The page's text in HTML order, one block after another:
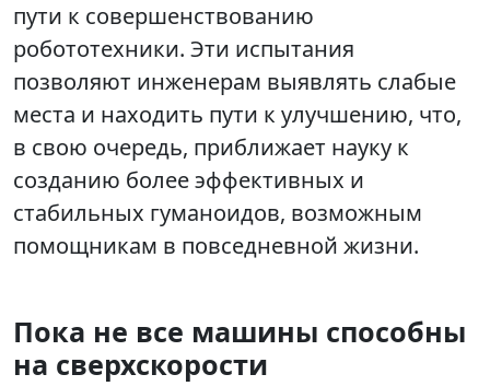
пути к совершенствованию
робототехники. Эти испытания
позволяют инженерам выявлять слабые
места и находить пути к улучшению, что,
в свою очередь, приближает науку к
созданию более эффективных и
стабильных гуманоидов, возможным
помощникам в повседневной жизни.
Пока не все машины способны
на сверхскорости